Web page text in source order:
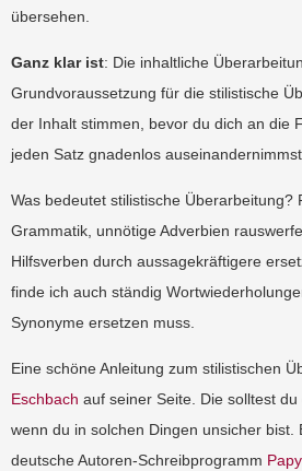
übersehen.
Ganz klar ist: Die inhaltliche
Grundvoraussetzung für die stilistische
der Inhalt stimmen, bevor du dich an die
jeden Satz gnadenlos auseinandernimmst.
Was bedeutet stilistische Überarbeitung?
Grammatik, unnötige Adverbien
Hilfsverben durch aussagekräftigere
finde ich auch ständig
Synonyme ersetzen muss.
Eine schöne Anleitung zum stilistischen
Eschbach auf seiner Seite. Die solltest du
wenn du in solchen Dingen unsicher bist.
deutsche Autoren-Schreibprogramm